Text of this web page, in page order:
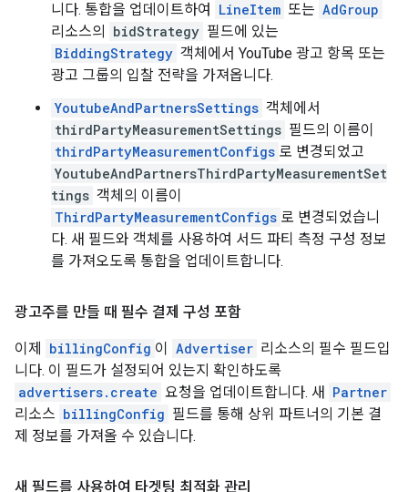
니다. 통합을 업데이트하여
LineItem 또는 AdGroup
리소스의
bidStrategy 필드에 있는
BiddingStrategy 객체에서 YouTube 광고 항목 또는
광고 그룹의 입찰 전략을 가져옵니다.
YoutubeAndPartnersSettings 객체에서
thirdPartyMeasurementSettings 필드의 이름이
thirdPartyMeasurementConfigs 로 변경되었고
YoutubeAndPartnersThirdPartyMeasurementSet
tings 객체의 이름이
ThirdPartyMeasurementConfigs 로 변경되었습니
다. 새 필드와 객체를 사용하여 서드 파티 측정 구성 정보
를 가져오도록 통합을 업데이트합니다.
광고주를 만들 때 필수 결제 구성 포함
이제 billingConfig 이 Advertiser 리소스의 필수 필드입
니다. 이 필드가 설정되어 있는지 확인하도록
advertisers.create 요청을 업데이트합니다. 새
Partner
리소스 billingConfig 필드를 통해 상위 파트너의 기본 결
제 정보를 가져올 수 있습니다.
새 필드를 사용하여 타겟팅 최적화 관리